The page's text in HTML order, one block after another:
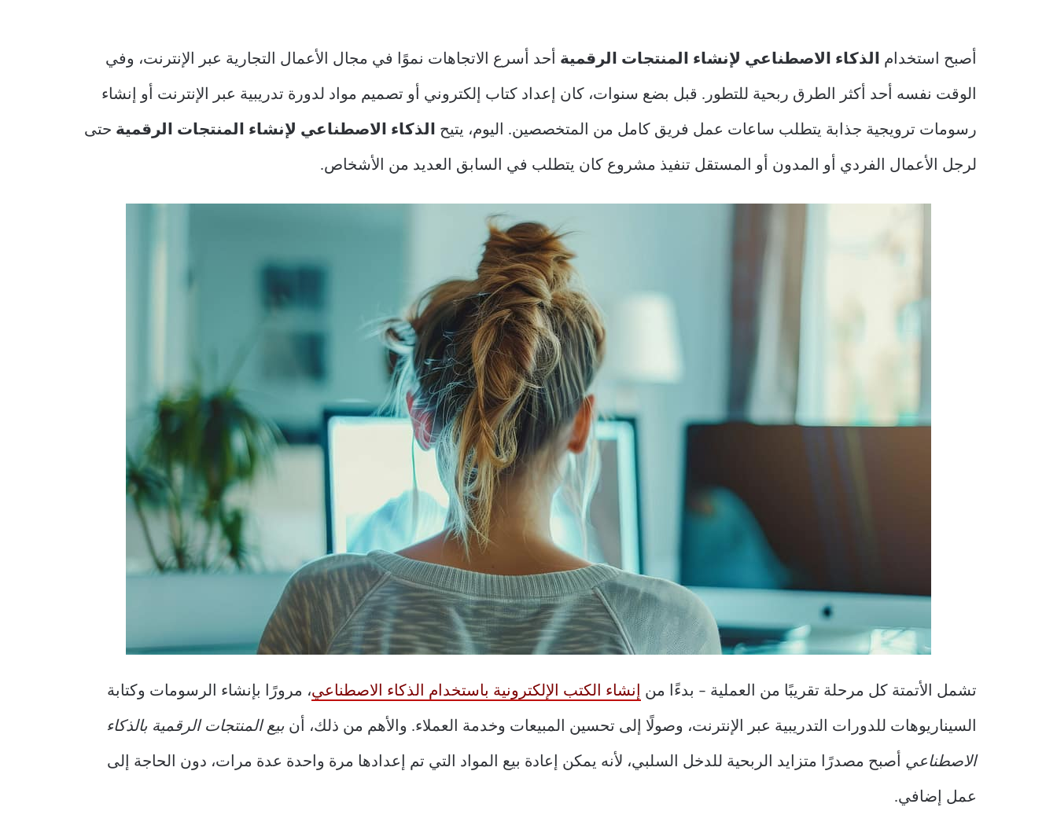
أصبح استخدام الذكاء الاصطناعي لإنشاء المنتجات الرقمية أحد أسرع الاتجاهات نموًا في مجال الأعمال التجارية عبر الإنترنت، وفي
الوقت نفسه أحد أكثر الطرق ربحية للتطور. قبل بضع سنوات، كان إعداد كتاب إلكتروني أو تصميم مواد لدورة تدريبية عبر الإنترنت أو إنشاء
رسومات ترويجية جذابة يتطلب ساعات عمل فريق كامل من المتخصصين. اليوم، يتيح الذكاء الاصطناعي لإنشاء المنتجات الرقمية حتى
لرجل الأعمال الفردي أو المدون أو المستقل تنفيذ مشروع كان يتطلب في السابق العديد من الأشخاص.
تشمل الأتمتة كل مرحلة تقريبًا من العملية – بدءًا من إنشاء الكتب الإلكترونية باستخدام الذكاء الاصطناعي، مرورًا بإنشاء الرسومات وكتابة
السيناريوهات للدورات التدريبية عبر الإنترنت، وصولًا إلى تحسين المبيعات وخدمة العملاء. والأهم من ذلك، أن بيع المنتجات الرقمية بالذكاء
الاصطناعي أصبح مصدرًا متزايد الربحية للدخل السلبي، لأنه يمكن إعادة بيع المواد التي تم إعدادها مرة واحدة عدة مرات، دون الحاجة إلى
عمل إضافي.